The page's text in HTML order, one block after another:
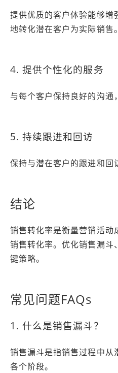
提供优质的客户体验能够
地转化潜在客户为实际销售。
4. 提供个性化的服务
与每个客户保持良好的沟
5. 持续跟进和回访
保持与潜在客户的跟进和
结论
销售转化率是衡量营销活
销售转化率。优化销售漏
键策略。
常见问题FAQs
1. 什么是销售漏斗？
销售漏斗是指销售过程中
各个阶段。